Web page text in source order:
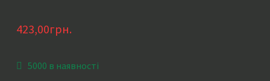
423,00грн.
5000 в наявності